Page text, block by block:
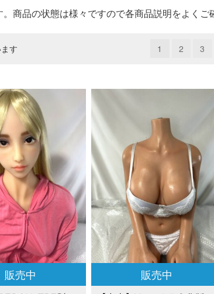
商品の状態は様々ですので各商品説明をよくご
す新
順
1 2 3
販売中 販売中